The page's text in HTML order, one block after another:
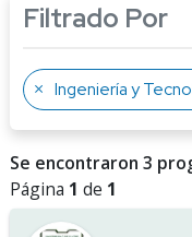
Filtrado Por
Ingeniería y
Se encontraron 3
Página 1 de 1